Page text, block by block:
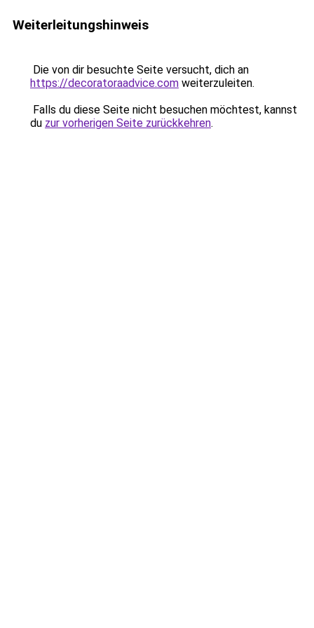
Weiterleitungshinweis
Die von dir besuchte Seite versucht, dich an
https://decoratoraadvice.com weiterzuleiten.
Falls du diese Seite nicht besuchen möchtest, kannst
du zur vorherigen Seite zurückkehren.